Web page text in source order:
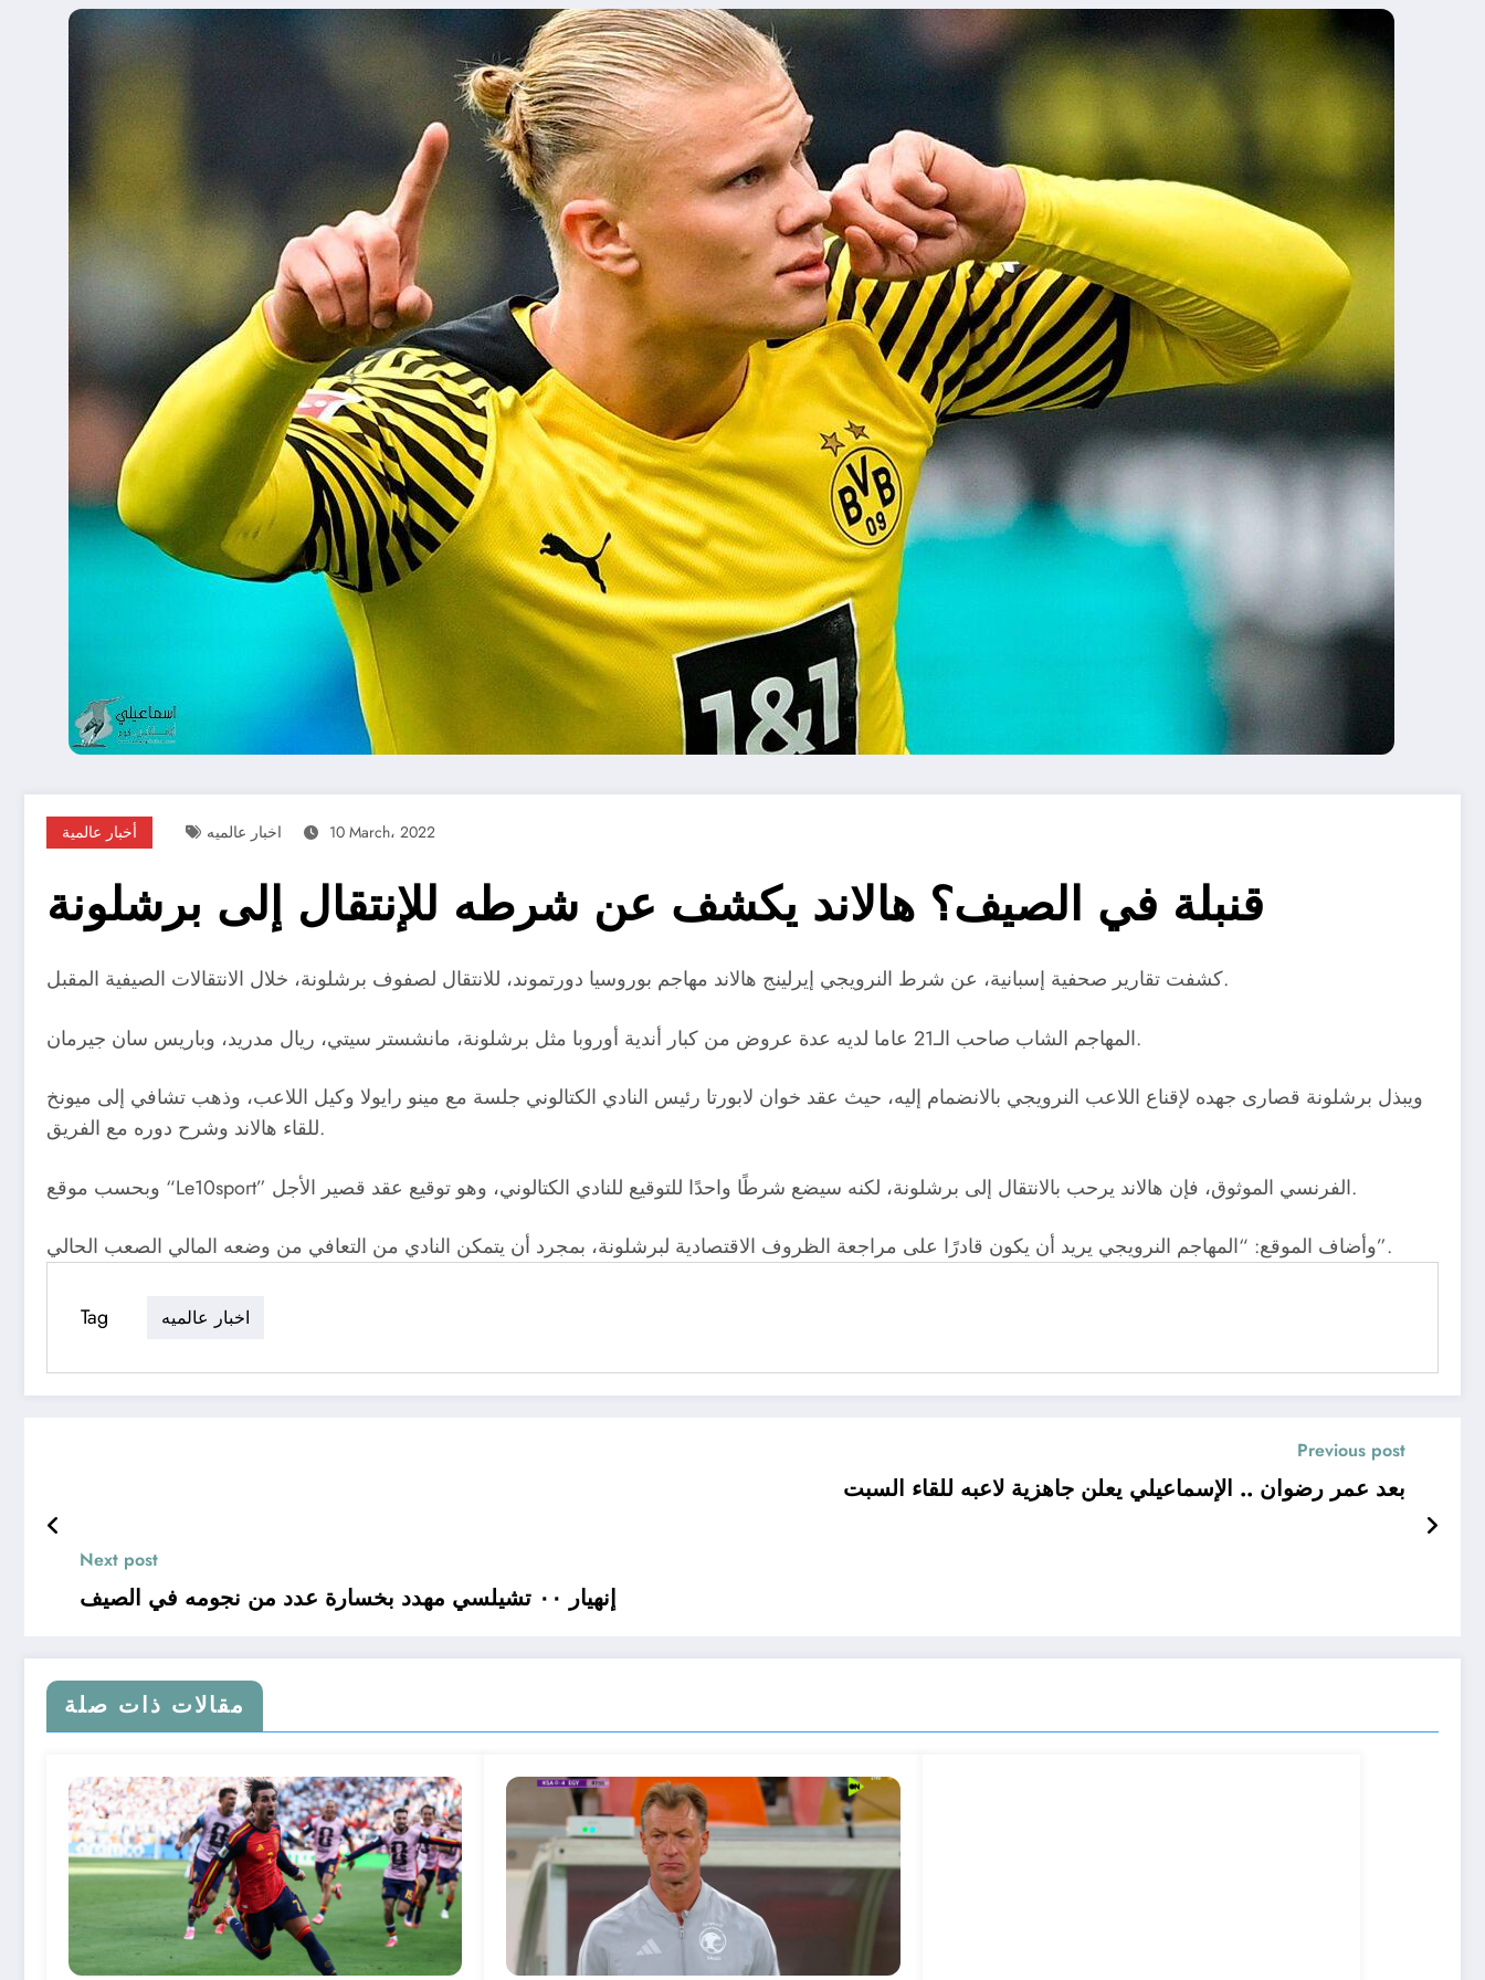
أخبار عالمية اخبار عالميه 10 March، 2022
قنبلة في الصيف؟ هالاند يكشف عن شرطه للإنتقال إلى برشلونة
كشفت تقارير صحفية إسبانية، عن شرط النرويجي إيرلينج هالاند مهاجم بوروسيا دورتموند، للانتقال لصفوف برشلونة، خلال الانتقالات الصيفية المقبل.
المهاجم الشاب صاحب الـ21 عاما لديه عدة عروض من كبار أندية أوروبا مثل برشلونة، مانشستر سيتي، ريال مدريد، وباريس سان جيرمان.
ويبذل برشلونة قصارى جهده لإقناع اللاعب النرويجي بالانضمام إليه، حيث عقد خوان لابورتا رئيس النادي الكتالوني جلسة مع مينو رايولا وكيل اللاعب، وذهب تشافي إلى ميونخ
للقاء هالاند وشرح دوره مع الفريق.
وبحسب موقع “Le10sport” الفرنسي الموثوق، فإن هالاند يرحب بالانتقال إلى برشلونة، لكنه سيضع شرطًا واحدًا للتوقيع للنادي الكتالوني، وهو توقيع عقد قصير الأجل.
وأضاف الموقع: “المهاجم النرويجي يريد أن يكون قادرًا على مراجعة الظروف الاقتصادية لبرشلونة، بمجرد أن يتمكن النادي من التعافي من وضعه المالي الصعب الحالي”.
Tag اخبار عالميه
Previous post
بعد عمر رضوان .. الإسماعيلي يعلن جاهزية لاعبه للقاء السبت
Next post
إنهيار ٠٠ تشيلسي مهدد بخسارة عدد من نجومه في الصيف
مقالات ذات صلة